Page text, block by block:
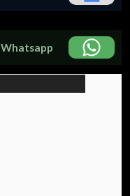
Whatsapp